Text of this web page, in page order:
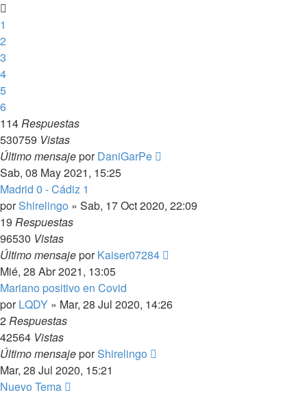
1
2
3
4
5
6
114Respuestas
530759 Vistas
Último mensajeporDaniGarPe
Sab, 08 May 2021, 15:25
Madrid 0 - Cádiz 1
porShirelingo » Sab, 17 Oct 2020, 22:09
19 Respuestas
96530 Vistas
Último mensajeporKaiser07284
Mié, 28 Abr 2021, 13:05
Mariano positivo en Covid
porLQDY » Mar, 28 Jul 2020, 14:26
2Respuestas
42564 Vistas
Último mensajeporShirelingo
Mar, 28 Jul 2020, 15:21
Nuevo Tema